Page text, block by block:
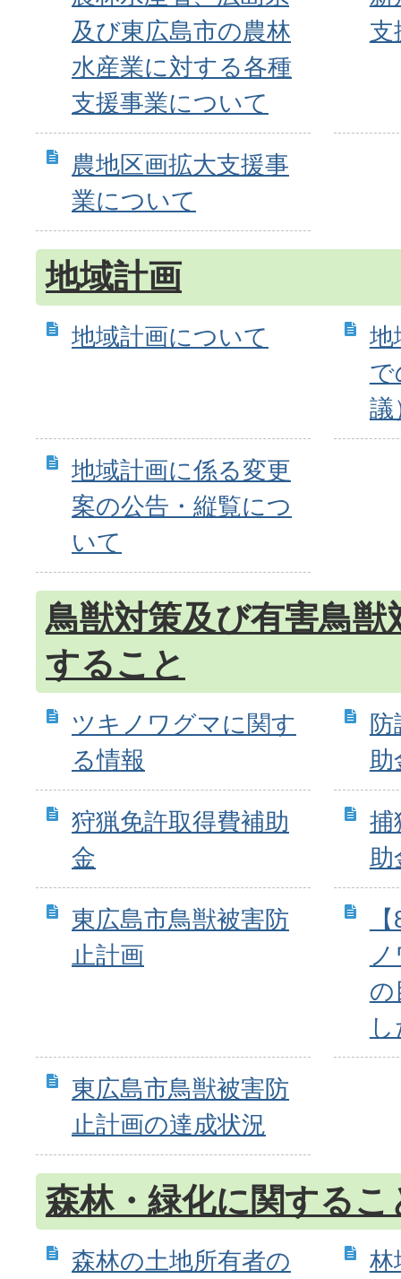
及び東広島市の農林
水産業に対する各種
支援事業について
支
農地区画拡大支援事
業について
地域計画
地域計画について
地
で
議
地域計画に係る変更
案の公告・縦覧につ
いて
鳥獣対策及び有害鳥獣
すること
ツキノワグマに関す
る情報
防
助
狩猟免許取得費補助
金
捕
助
東広島市鳥獣被害防
止計画
の
東広島市鳥獣被害防
止計画の達成状況
森林・緑化に関するこ
森林の土地所有者の
林